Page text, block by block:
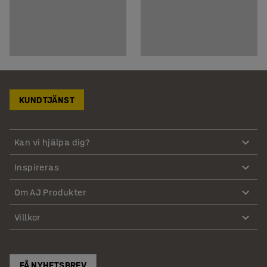
KUNDTJÄNST
Kan vi hjälpa dig?
Inspireras
Om AJ Produkter
Villkor